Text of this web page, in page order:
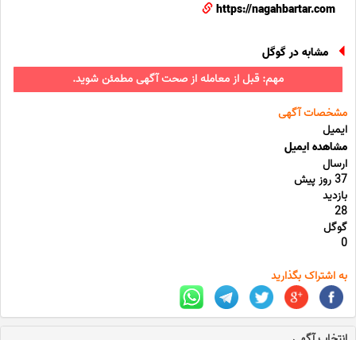
https://nagahbartar.com
مشابه در گوگل
مهم: قبل از معامله از صحت آگهی مطمئن شوید.
مشخصات آگهی
ایمیل
مشاهده ایمیل
ارسال
37 روز پیش
بازدید
28
گوگل
0
به اشتراک بگذارید